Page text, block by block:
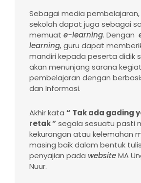
Sebagai media pembelajaran,
sekolah dapat juga sebagai
memuat e-learning. Dengan
learning,guru dapat
mandiri kepada peserta didik
akan menunjang sarana
pembelajaran dengan
dan Informasi.
Akhir kata “ Tak ada gading
retak ”segala sesuatu pasti
kekurangan atau kelemahan
masing baik dalam bentuk
penyajian pada websiteMA
Nuur.